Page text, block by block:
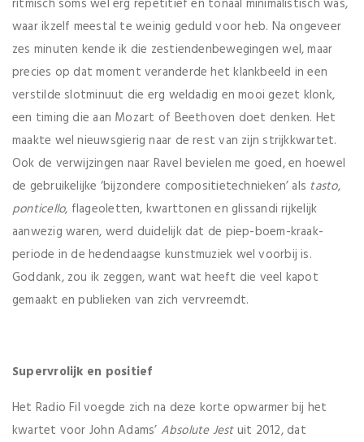
ritmisch soms wel erg repetitief en tonaal minimalistisch was,
waar ikzelf meestal te weinig geduld voor heb. Na ongeveer
zes minuten kende ik die zestiendenbewegingen wel, maar
precies op dat moment veranderde het klankbeeld in een
verstilde slotminuut die erg weldadig en mooi gezet klonk,
een timing die aan Mozart of Beethoven doet denken. Het
maakte wel nieuwsgierig naar de rest van zijn strijkkwartet.
Ook de verwijzingen naar Ravel bevielen me goed, en hoewel
de gebruikelijke ‘bijzondere compositietechnieken’ als tasto,
ponticello, flageoletten, kwarttonen en glissandi rijkelijk
aanwezig waren, werd duidelijk dat de piep-boem-kraak-
periode in de hedendaagse kunstmuziek wel voorbij is.
Goddank, zou ik zeggen, want wat heeft die veel kapot
gemaakt en publieken van zich vervreemdt.
Supervrolijk en positief
Het Radio Fil voegde zich na deze korte opwarmer bij het
kwartet voor John Adams’ Absolute Jestuit 2012, dat